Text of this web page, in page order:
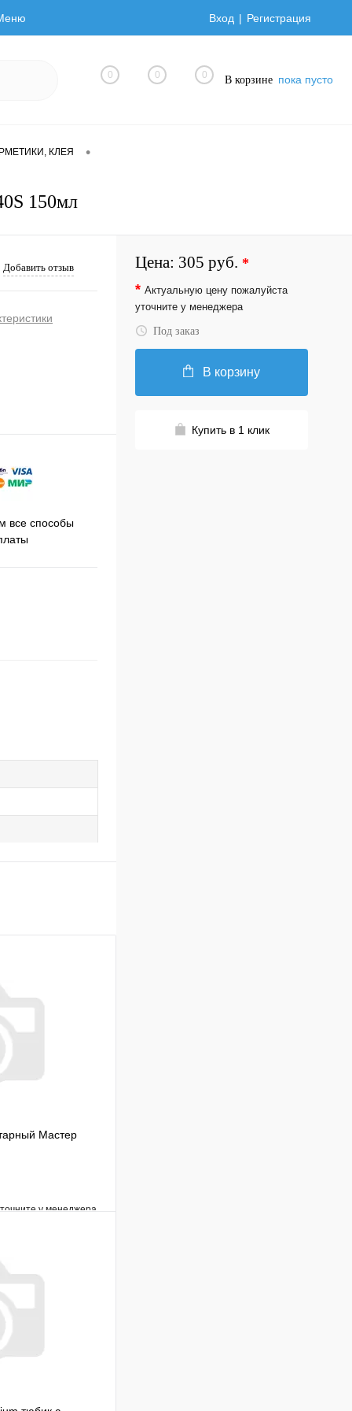
Вход Регистрация
0 0 0 В корзине пока пусто
КЛЕЯ •
150мл
Добавить отзыв
все способы
Мастер
у менеджера
корзину
Цена: 305 руб. *
* Актуальную цену пожалуйста
уточните у менеджера
Под заказ
В корзину
Купить в 1 клик